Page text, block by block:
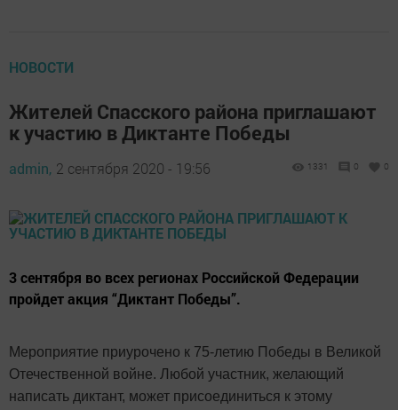
НОВОСТИ
Жителей Спасского района приглашают
к участию в Диктанте Победы
admin, 2 сентября 2020 - 19:56 1331 0 0
3 сентября во всех регионах Российской Федерации
пройдет акция “Диктант Победы”.
Мероприятие приурочено к 75-летию Победы в Великой
Отечественной войне. Любой участник, желающий
написать диктант, может присоединиться к этому